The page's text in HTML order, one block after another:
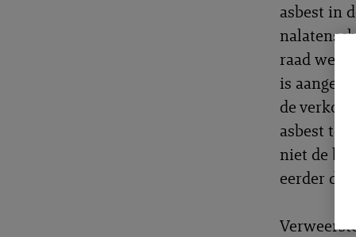
asbest in
raad
is
de
asbest
niet de
eerder die